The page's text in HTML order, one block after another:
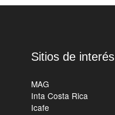
Sitios de interés
MAG
Inta Costa Rica
Icafe